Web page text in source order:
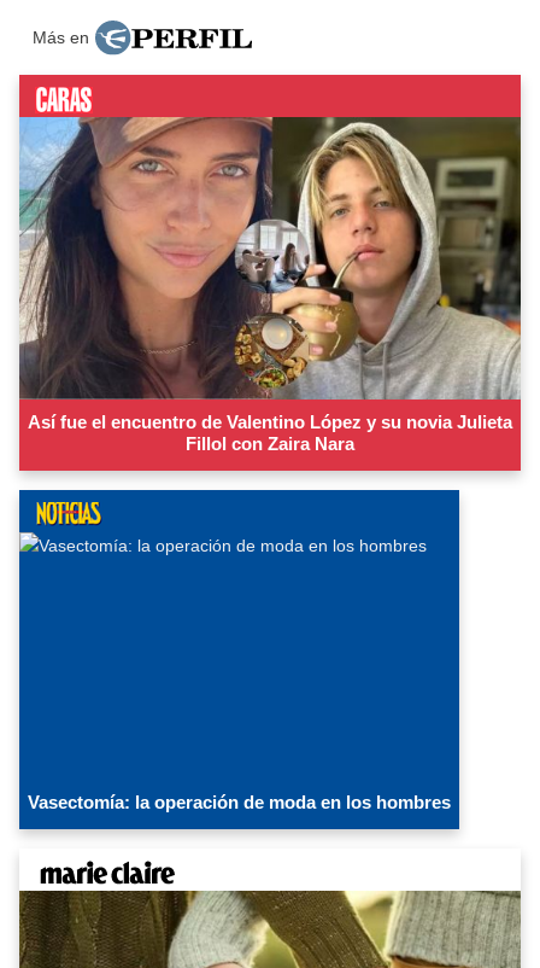
Más en
Así fue el encuentro de Valentino López y su novia Julieta
Fillol con Zaira Nara
Vasectomía: la operación de moda en los hombres